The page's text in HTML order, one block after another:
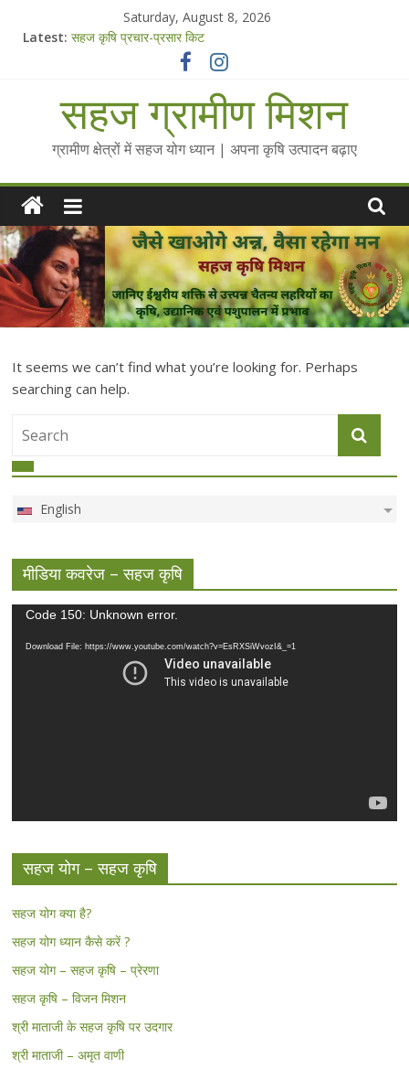
Saturday, August 8, 2026
Latest: सहज कृषि प्रचार-प्रसार किट
Standee Designs @ 2025 for Sahaj Krishi Promotions
Chalo Gaon Ki Or Abhiyaan - 2025-26
Collected Talks on Vibrated Water
सहज ग्रामीण मिशन
ग्रामीण क्षेत्रों में सहज योग ध्यान | अपना कृषि उत्पादन बढ़ाए
It seems we can’t find what you’re looking for. Perhaps
searching can help.
English
मीडिया कवरेज – सहज कृषि
Video
Code 150: Unknown error.
Download File: https://www.youtube.com/watch?v=EsRXSiWvozI&_=1
सहज योग – सहज कृषि
सहज योग क्या है?
सहज योग ध्यान कैसे करें ?
सहज योग – सहज कृषि – प्रेरणा
सहज कृषि – विजन मिशन
श्री माताजी के सहज कृषि पर उदगार
श्री माताजी – अमृत वाणी